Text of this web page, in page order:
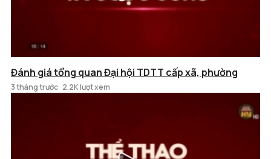
Đánh giá tổng quan Đại hội TDTT cấp xã, phường
3 tháng trước 2.2K lượt xem